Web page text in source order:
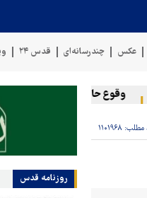
عکس چندرسانه‌ای قدس ۲۴
وقوع حادثه دریایی در سواحل عمان
مطلب: ۱۱۰۱۹۶۸
روزنامه قدس